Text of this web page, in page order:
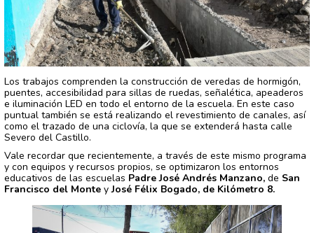
Los trabajos comprenden la construcción de veredas de hormigón,
puentes, accesibilidad para sillas de ruedas, señalética, apeaderos
e iluminación LED en todo el entorno de la escuela. En este caso
puntual también se está realizando el revestimiento de canales, así
como el trazado de una ciclovía, la que se extenderá hasta calle
Severo del Castillo.
Vale recordar que recientemente, a través de este mismo programa
y con equipos y recursos propios, se optimizaron los entornos
educativos de las escuelas Padre José Andrés Manzano, de San
Francisco del Monte yJosé Félix Bogado, de Kilómetro 8.